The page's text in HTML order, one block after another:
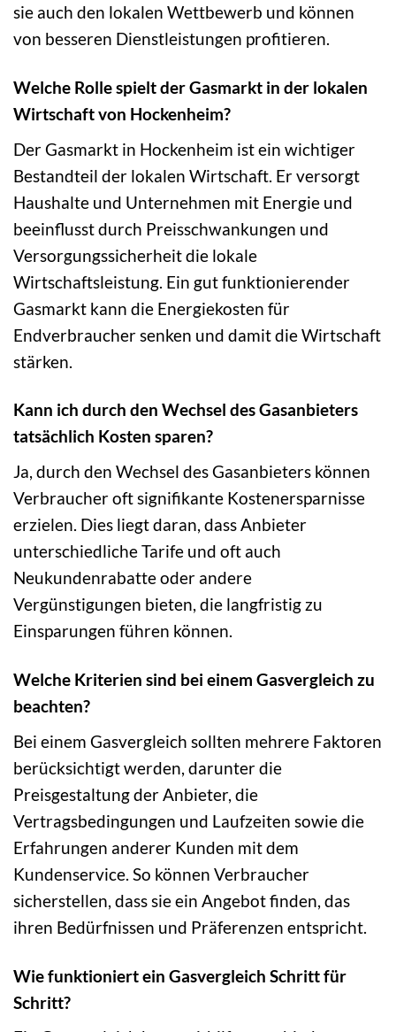
sie auch den lokalen Wettbewerb und können
von besseren Dienstleistungen profitieren.
Welche Rolle spielt der Gasmarkt in der lokalen
Wirtschaft von Hockenheim?
Der Gasmarkt in Hockenheim ist ein wichtiger
Bestandteil der lokalen Wirtschaft. Er versorgt
Haushalte und Unternehmen mit Energie und
beeinflusst durch Preisschwankungen und
Versorgungssicherheit die lokale
Wirtschaftsleistung. Ein gut funktionierender
Gasmarkt kann die Energiekosten für
Endverbraucher senken und damit die Wirtschaft
stärken.
Kann ich durch den Wechsel des Gasanbieters
tatsächlich Kosten sparen?
Ja, durch den Wechsel des Gasanbieters können
Verbraucher oft signifikante Kostenersparnisse
erzielen. Dies liegt daran, dass Anbieter
unterschiedliche Tarife und oft auch
Neukundenrabatte oder andere
Vergünstigungen bieten, die langfristig zu
Einsparungen führen können.
Welche Kriterien sind bei einem Gasvergleich zu
beachten?
Bei einem Gasvergleich sollten mehrere Faktoren
berücksichtigt werden, darunter die
Preisgestaltung der Anbieter, die
Vertragsbedingungen und Laufzeiten sowie die
Erfahrungen anderer Kunden mit dem
Kundenservice. So können Verbraucher
sicherstellen, dass sie ein Angebot finden, das
ihren Bedürfnissen und Präferenzen entspricht.
Wie funktioniert ein Gasvergleich Schritt für
Schritt?